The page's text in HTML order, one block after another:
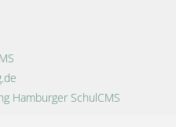
Hamburger SchulCMS